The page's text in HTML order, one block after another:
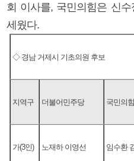
회 이사를, 국민의힘은 신
세웠다.
◇ 경남 거제시 기초의원 후보
지역구 더불어민주당 국민의힘
가(3인) 노재하 이영선 임수환